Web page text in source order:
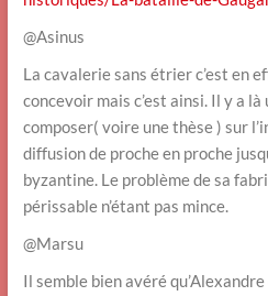
@Asinus
La cavalerie sans étrier c’est en
concevoir mais c’est ainsi. Il y a
composer( voire une thèse ) sur
diffusion de proche en proche
byzantine. Le problème de sa
périssable n’étant pas mince.
@Marsu
Il semble bien avéré